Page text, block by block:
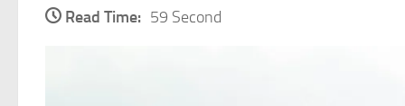
Read Time: 59 Second